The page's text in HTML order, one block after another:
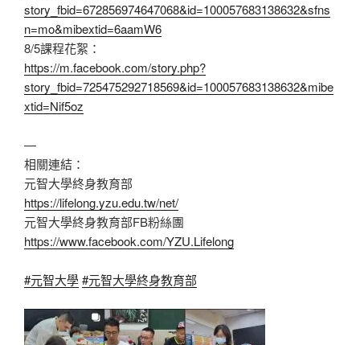
story_fbid=672856974647068&id=100057683138632&sfns
n=mo&mibextid=6aamW6
8/5課程花絮：
https://m.facebook.com/story.php?
story_fbid=725475292718569&id=100057683138632&mibe
xtid=Nif5oz
—
相關連結：
元智大學終身教育部
https://lifelong.yzu.edu.tw/net/
元智大學終身教育部FB粉絲團
https://www.facebook.com/YZU.Lifelong
#元智大學#元智大學終身教育部